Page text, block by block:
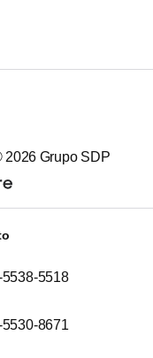
2026 Grupo SDP
5518
8671